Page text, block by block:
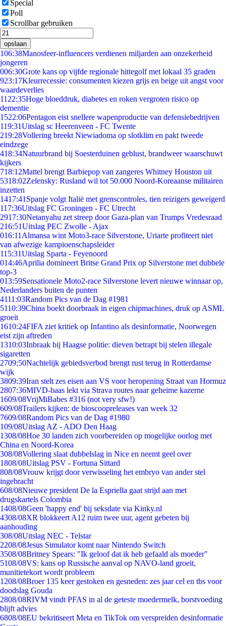
Special
Poll
Scrollbar gebruiken
opslaan
106:38Manosfeer-influencers verdienen miljarden aan onzekerheid
jongeren
006:30Grote kans op vijfde regionale hittegolf met lokaal 35 graden
923:17Kleurrecessie: consumenten kiezen grijs en beige uit angst voor
waardeverlies
11 22:35Hoge bloeddruk, diabetes en roken vergroten risico op
dementie
1522:06Pentagon eist snellere wapenproductie van defensiebedrijven
119:31Uitslag sc Heerenveen - FC Twente
219:28Vollering breekt Niewiadoma op slotklim en pakt tweede
eindzege
418:34Natuurbrand bij Soesterduinen geblust, brandweer waarschuwt
kijkers
718:12Mattel brengt Barbiepop van zangeres Whitney Houston uit
5318:02Zelensky: Rusland wil tot 50.000 Noord-Koreaanse militairen
inzetten
1417:41 Spanje volgt Italië met grenscontroles, tien reizigers geweigerd
117:36Uitslag FC Groningen - FC Utrecht
2917:30Netanyahu zet streep door Gaza-plan van Trumps Vredesraad
216:51Uitslag PEC Zwolle - Ajax
016:11 Almansa wint Moto3-race Silverstone, Uriarte profiteert niet
van afwezige kampioenschapsleider
115:31Uitslag Sparta - Feyenoord
014:46Aprilia domineert Britse Grand Prix op Silverstone met dubbele
top-3
013:59Sensationele Moto2-race Silverstone levert nieuwe winnaar op,
Nederlanders buiten de punten
4111:03Random Pics van de Dag #1981
5110:39China boekt doorbraak in eigen chipmachines, druk op ASML
groeit
1610:24FIFA ziet kritiek op Infantino als desinformatie, Noorwegen
eist zijn aftreden
1310:03Inbraak bij Haagse politie: dieven betrapt bij stelen illegale
sigaretten
2709:50Nachtelijk gebiedsverbod brengt rust terug in Rotterdamse
wijk
3809:39Iran stelt zes eisen aan VS voor heropening Straat van Hormuz
2807:36MIVD-baas lekt via Strava routes naar geheime kazerne
1609/08VrijMiBabes #316 (not very sfw!)
609/08Trailers kijken: de bioscoopreleases van week 32
7609/08Random Pics van de Dag #1980
109/08Uitslag AZ - ADO Den Haag
1308/08Hoe 30 landen zich voorbereiden op mogelijke oorlog met
China en Noord-Korea
308/08Vollering slaat dubbelslag in Nice en neemt geel over
1808/08Uitslag PSV - Fortuna Sittard
808/08Vrouw krijgt door verwisseling het embryo van ander stel
ingebracht
608/08Nieuwe president De la Espriella gaat strijd aan met
drugskartels Colombia
1408/08Geen 'happy end' bij seksdate via Kinky.nl
4308/08XR blokkeert A12 ruim twee uur, agent gebeten bij
aanhouding
308/08Uitslag NEC - Telstar
2208/08Jesus Simulator komt naar Nintendo Switch
3508/08Britney Spears: "Ik geloof dat ik heb gefaald als moeder"
5108/08VS: kans op Russische aanval op NAVO-land groeit,
munitietekort wordt probleem
1208/08Broer 135 keer gestoken en gesneden: zes jaar cel en tbs voor
doodslag Gouda
2808/08RIVM vindt PFAS in al de geteste moedermelk, borstvoeding
blijft advies
6808/08EU bekritiseert Meta en TikTok om verspreiden desinformatie